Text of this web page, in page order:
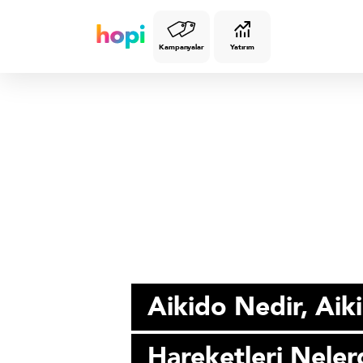
Kampanyalar Yatırım
Aikido Nedir,